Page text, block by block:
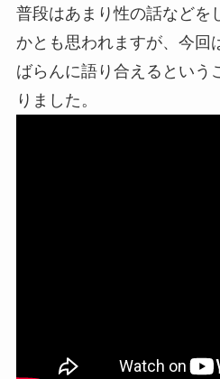
普段はあまり性の話などを
かとも思われますが、今回
ばらんに語り合えるという
りました。